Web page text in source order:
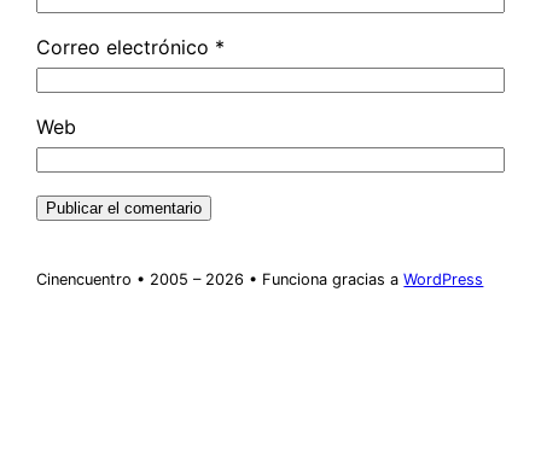
Correo electrónico *
Web
Cinencuentro • 2005 – 2026 • Funciona gracias aWordPress